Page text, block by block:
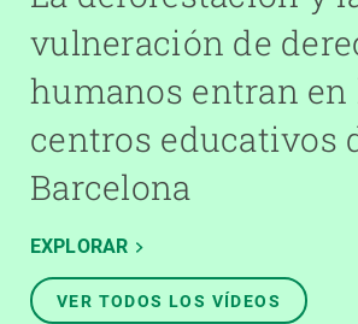
vulneración de
humanos entran en
centros educativos
Barcelona
EXPLORAR
VER TODOS LOS VÍDEOS